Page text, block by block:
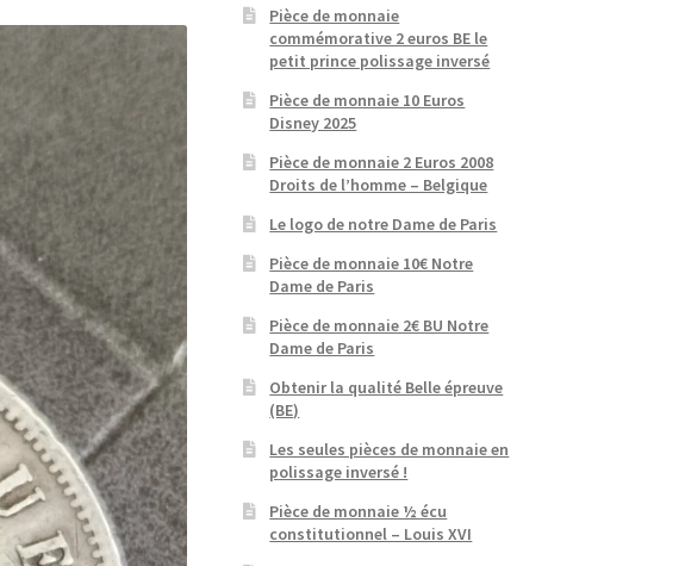
Pièce de monnaie
commémorative 2 euros BE le
petit prince polissage inversé
Pièce de monnaie 10 Euros
Disney 2025
Pièce de monnaie 2 Euros 2008
Droits de l’homme – Belgique
Le logo de notre Dame de Paris
Pièce de monnaie 10€ Notre
Dame de Paris
Pièce de monnaie 2€ BU Notre
Dame de Paris
Obtenir la qualité Belle épreuve
(BE)
Les seules pièces de monnaie en
polissage inversé !
Pièce de monnaie ½ écu
constitutionnel – Louis XVI